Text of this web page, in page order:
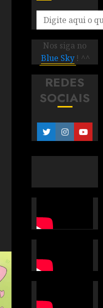
Nos siga no
Blue Sky ! ^^
REDES
SOCIAIS